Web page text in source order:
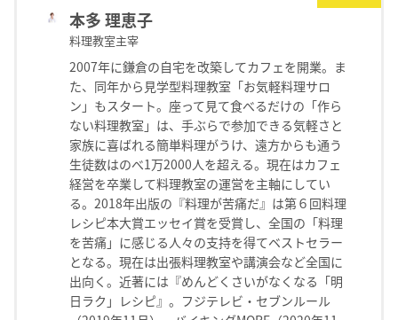
本多 理恵子
料理教室主宰
2007年に鎌倉の自宅を改築してカフェを開業。ま
た、同年から見学型料理教室「お気軽料理サロ
ン」もスタート。座って見て食べるだけの「作ら
ない料理教室」は、手ぶらで参加できる気軽さと
家族に喜ばれる簡単料理がうけ、遠方からも通う
生徒数はのべ1万2000人を超える。現在はカフェ
経営を卒業して料理教室の運営を主軸にしてい
る。2018年出版の『料理が苦痛だ』は第６回料理
レシピ本大賞エッセイ賞を受賞し、全国の「料理
を苦痛」に感じる人々の支持を得てベストセラー
となる。現在は出張料理教室や講演会など全国に
出向く。近著には『めんどくさいがなくなる「明
日ラク」レシピ』。フジテレビ・セブンルール